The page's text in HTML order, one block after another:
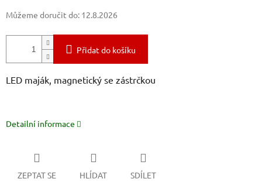
Můžeme doručit do: 12.8.2026
Přidat do košíku
LED maják, magnetický se zástrčkou
Detailní informace
ZEPTAT SE HLÍDAT SDÍLET